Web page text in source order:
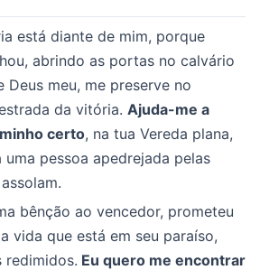
está diante de mim, porque
abrindo as portas no calvário
Deus meu, me preserve no
da vitória. Ajuda-me a
certo, na tua Vereda plana,
uma pessoa apedrejada pelas
bênção ao vencedor, prometeu
vida que está em seu paraíso,
Eu quero me encontrar